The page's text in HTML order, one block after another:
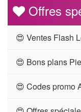
Offres
😍 Ventes Flash
😍 Bons plans
😍 Codes promo